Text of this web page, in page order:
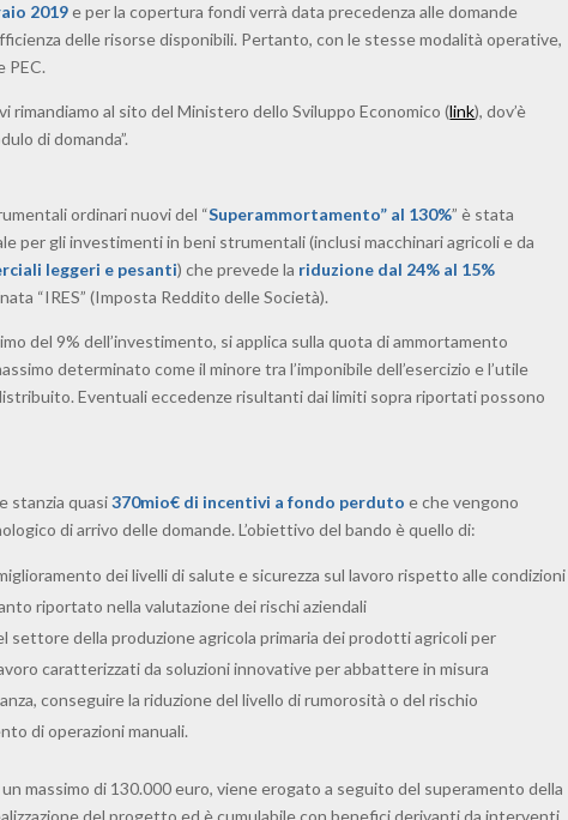
2019e per la copertura fondi verrà data precedenza alle domande
delle risorse disponibili. Pertanto, con le stesse modalità operative,
PEC.
rimandiamo al sito del Ministero dello Sviluppo Economico (link), dov’è
di domanda”.
ordinari nuovi del “Superammortamento” al 130%” è stata
per gli investimenti in beni strumentali (inclusi macchinari agricoli e da
leggeri e pesanti) che prevede la riduzione dal 24% al 15%
“IRES” (Imposta Reddito delle Società).
del 9% dell’investimento, si applica sulla quota di ammortamento
determinato come il minore tra l’imponibile dell’esercizio e l’utile
Eventuali eccedenze risultanti dai limiti sopra riportati possono
stanzia quasi370mio€ di incentivi a fondo perduto e che vengono
di arrivo delle domande. L’obiettivo del bando è quello di:
dei livelli di salute e sicurezza sul lavoro rispetto alle condizioni
riportato nella valutazione dei rischi aziendali
settore della produzione agricola primaria dei prodotti agricoli per
caratterizzati da soluzioni innovative per abbattere in misura
conseguire la riduzione del livello di rumorosità o del rischio
di operazioni manuali.
un massimo di 130.000 euro, viene erogato a seguito del superamento della